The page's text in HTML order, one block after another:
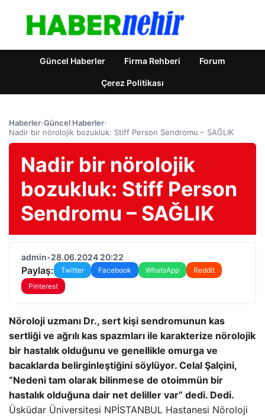
Güncel Haberler Firma Rehberi Forum
Çerez Politikası
Haberler›Güncel Haberler›
Nadir bir nörolojik bozukluk: Stiff Person Sendromu – SAĞLIK
Nadir bir nörolojik
bozukluk: Stiff Person
Sendromu – SAĞLIK
admin•28.06.2024 20:22
Paylaş: Twitter Facebook WhatsApp
Reddit
Pinterest
Nöroloji uzmanı Dr., sert kişi sendromunun kas
sertliği ve ağrılı kas spazmları ile karakterize nörolojik
bir hastalık olduğunu ve genellikle omurga ve
bacaklarda belirginleştiğini söylüyor. Celal Şalçini,
“Nedeni tam olarak bilinmese de otoimmün bir
hastalık olduğuna dair net deliller var” dedi. Dedi.
Üsküdar Üniversitesi NPİSTANBUL Hastanesi Nöroloji